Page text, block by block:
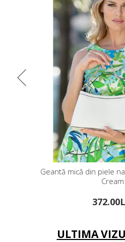
de culoare
Geantă neagră
ULTIMA